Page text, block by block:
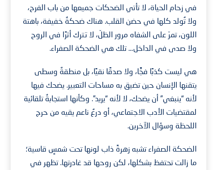
في زحام الحياة، لا تأتي الضحكات جميعها من باب الفرح،
ولا تُولد كلها في حضن القلب. هناك ضحكةٌ خفيفة، باهتة
اللون، تمرّ على الشفاه مرور الظلّ، لا تترك أثرًا في الروح
ولا صدى في الداخل… تلك هي الضحكة الصفراء.
هي ليست كذبًا فجًّا، ولا صدقًا نقيًا، بل منطقةٌ وسطى
يتقنها الإنسان حين تضيق به مساحات التعبير. يضحك فيها
لأنه “ينبغي” أن يضحك، لا لأنه “يريد”. وكأنها استجابةٌ تلقائية
لمقتضيات الأدب الاجتماعي، أو درعٌ ناعم يقيه من حرج
اللحظة وسؤال الآخرين.
الضحكة الصفراء تشبه زهرةً ذاب لونها تحت شمسٍ قاسية؛
ما زالت تحتفظ بشكلها، لكن روحها قد غادرتها. تظهر في